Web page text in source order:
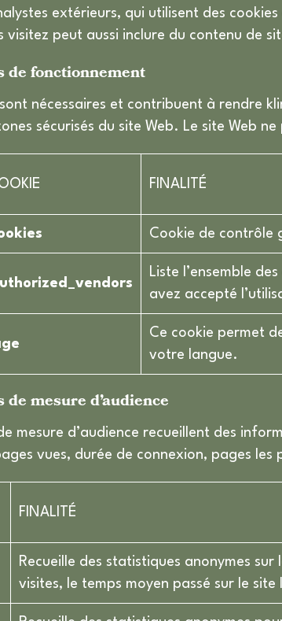
extérieurs, qui utilisent des
visitez peut aussi inclure du contenu de
de fonctionnement
nécessaires et contribuent à rendre
sécurisés du site Web. Le site Web
FINALITÉ
Cookie de contrôle
Liste l’ensemble
avez accepté
Ce cookie permet
votre langue.
mesure d’audience
mesure d’audience recueillent des
vues, durée de connexion, pages les
FINALITÉ
Recueille des statistiques anonymes
visites, le temps moyen passé sur le site